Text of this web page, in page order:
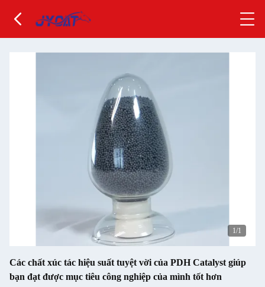
1/1
Các chất xúc tác hiệu suất tuyệt vời của PDH Catalyst giúp
bạn đạt được mục tiêu công nghiệp của mình tốt hơn